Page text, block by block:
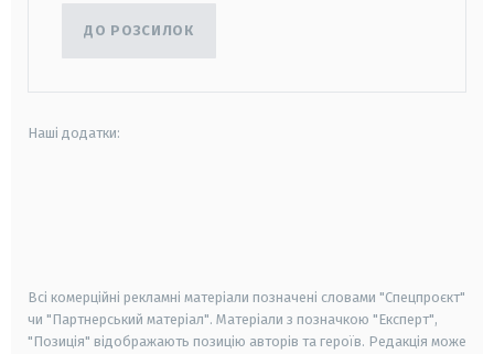
ДО РОЗСИЛОК
Наші додатки:
Всі комерційні рекламні матеріали позначені словами "Спецпроєкт"
чи "Партнерський матеріал". Матеріали з позначкою "Експерт",
"Позиція" відображають позицію авторів та героїв. Редакція може